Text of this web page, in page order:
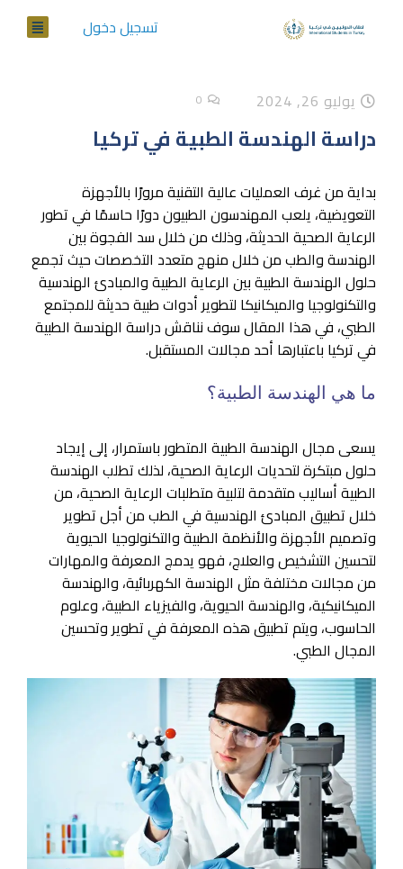
تسجيل دخول
يوليو 26, 2024 0
دراسة الهندسة الطبية في تركيا
بداية من غرف العمليات عالية التقنية مرورًا بالأجهزة
التعويضية، يلعب المهندسون الطبيون دورًا حاسمًا في تطور
الرعاية الصحية الحديثة، وذلك من خلال سد الفجوة بين
الهندسة والطب من خلال منهج متعدد التخصصات حيث تجمع
حلول الهندسة الطبية بين الرعاية الطبية والمبادئ الهندسية
والتكنولوجيا والميكانيكا لتطوير أدوات طبية حديثة للمجتمع
الطبي، في هذا المقال سوف نناقش دراسة الهندسة الطبية
في تركيا باعتبارها أحد مجالات المستقبل.
ما هي الهندسة الطبية؟
يسعى مجال الهندسة الطبية المتطور باستمرار، إلى إيجاد
حلول مبتكرة لتحديات الرعاية الصحية، لذلك تطلب الهندسة
الطبية أساليب متقدمة لتلبية متطلبات الرعاية الصحية، من
خلال تطبيق المبادئ الهندسية في الطب من أجل تطوير
وتصميم الأجهزة والأنظمة الطبية والتكنولوجيا الحيوية
لتحسين التشخيص والعلاج، فهو يدمج المعرفة والمهارات
من مجالات مختلفة مثل الهندسة الكهربائية، والهندسة
الميكانيكية، والهندسة الحيوية، والفيزياء الطبية، وعلوم
الحاسوب، ويتم تطبيق هذه المعرفة في تطوير وتحسين
المجال الطبي.